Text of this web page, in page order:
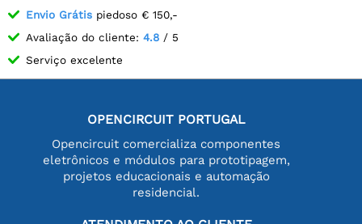
Envio Grátis piedoso € 150,-
Avaliação do cliente: 4.8 / 5
Serviço excelente
OPENCIRCUIT PORTUGAL
Opencircuit comercializa componentes
eletrônicos e módulos para prototipagem,
projetos educacionais e automação
residencial.